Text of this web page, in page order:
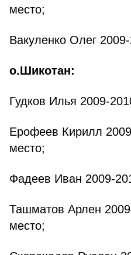
место;
Вакуленко Олег
о.Шикотан:
Гудков Илья 2009-
Ерофеев Кирилл
место;
Фадеев Иван 2009-
Ташматов Арлен
место;